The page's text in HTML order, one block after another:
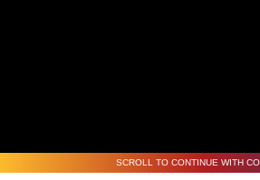
SCROLL TO CONTINUE WITH